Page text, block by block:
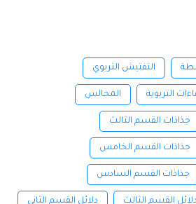
التفتيش التربوي
التربوية المجالس
جذاذات القسم الثالث
جذاذات القسم الخامس
جذاذات القسم السادس
دلائل القسم الثالث دلائل القسم الثاني